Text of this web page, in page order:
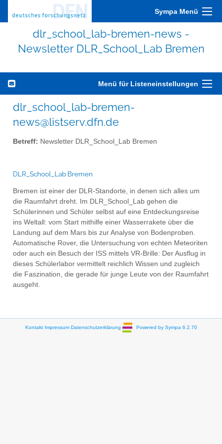
Sympa Menü
dlr_school_lab-bremen-news -
Newsletter DLR_School_Lab Bremen
Menü für Listeneinstellungen
dlr_school_lab-bremen-
news@listserv.dfn.de
Betreff: Newsletter DLR_School_Lab Bremen
DLR_School_Lab Bremen
Bremen ist einer der DLR-Standorte, in denen sich alles um
die Raumfahrt dreht. Im DLR_School_Lab gehen die
Schülerinnen und Schüler selbst auf eine Entdeckungsreise
ins Weltall: vom Start mithilfe einer Wasserrakete über die
Landung auf dem Mars bis zur Analyse von Bodenproben.
Automatische Rover, die Untersuchung von echten Meteoriten
oder auch ein Besuch der ISS mittels VR-Brille: Der Ausflug in
dieses Schülerlabor vermittelt reichlich Wissen und zugleich
die Faszination, die gerade für junge Leute von der Raumfahrt
ausgeht.
Kontakt Impressum Datenschutzerklärung Powered by Sympa 6.2.70